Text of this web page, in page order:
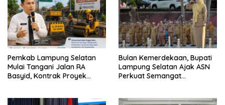
Pemkab Lampung Selatan
Mulai Tangani Jalan RA
Basyid, Kontrak Proyek
Bulan Kemerdekaan, Bupati
Lampung Selatan Ajak ASN
Perkuat Semangat